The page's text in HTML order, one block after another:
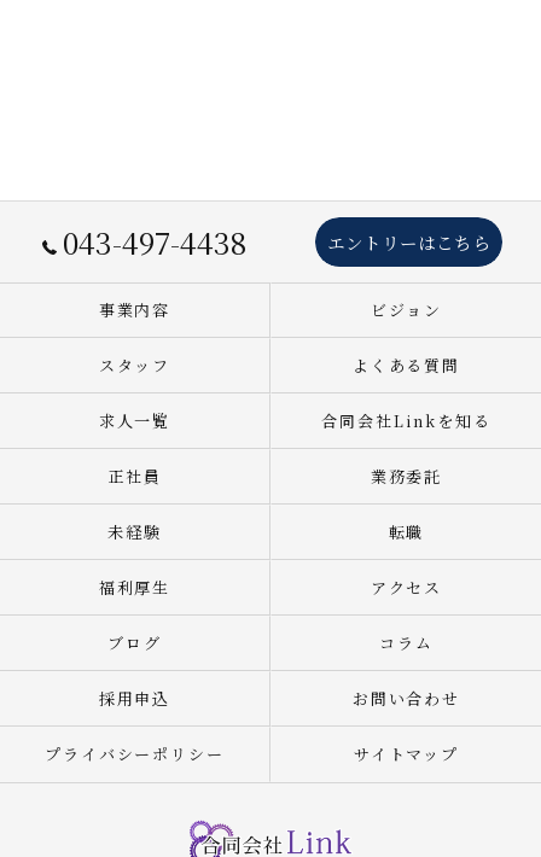
043-497-4438 エントリーはこちら
事業内容 ビジョン
スタッフ よくある質問
求人一覧 合同会社Linkを知る
正社員 業務委託
未経験 転職
福利厚生 アクセス
ブログ コラム
採用申込 お問い合わせ
プライバシーポリシー サイトマップ